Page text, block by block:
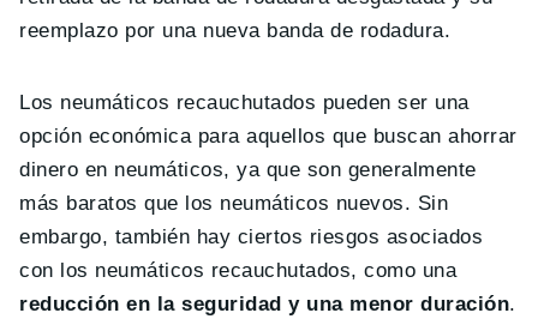
reemplazo por una nueva banda de rodadura.
Los neumáticos recauchutados pueden ser una
opción económica para aquellos que buscan ahorrar
dinero en neumáticos, ya que son generalmente
más baratos que los neumáticos nuevos. Sin
embargo, también hay ciertos riesgos asociados
con los neumáticos recauchutados, como una
reducción en la seguridad y una menor duración.